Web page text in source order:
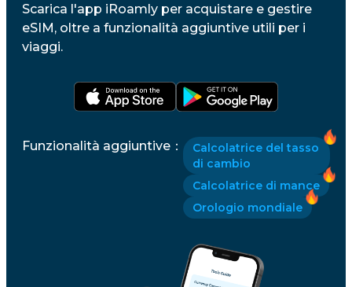
Scarica l'app iRoamly per acquistare e gestire
eSIM, oltre a funzionalità aggiuntive utili per i
viaggi.
Funzionalità aggiuntive ：
Calcolatrice del tasso
di cambio
Calcolatrice di mance
Orologio mondiale